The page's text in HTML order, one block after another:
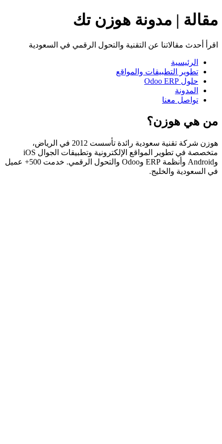
مقالة | مدونة هوزن تك
اقرأ أحدث مقالاتنا عن التقنية والتحول الرقمي في السعودية
الرئيسية
تطوير التطبيقات والمواقع
حلول Odoo ERP
المدونة
تواصل معنا
من هي هوزن؟
هوزن شركة تقنية سعودية رائدة تأسست 2012 في الرياض،
متخصصة في تطوير المواقع الإلكترونية وتطبيقات الجوال iOS
وAndroid وأنظمة ERP وOdoo والتحول الرقمي. خدمت 500+ عميل
في السعودية والخليج.